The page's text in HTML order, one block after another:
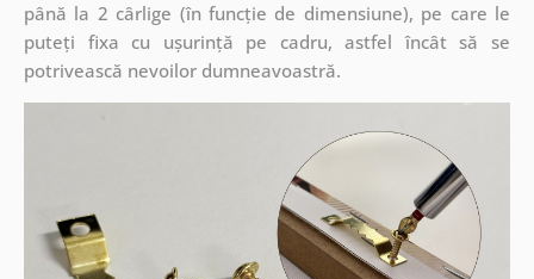
până la 2 cârlige (în funcție de dimensiune), pe care le
puteți fixa cu ușurință pe cadru, astfel încât să se
potrivească nevoilor dumneavoastră.